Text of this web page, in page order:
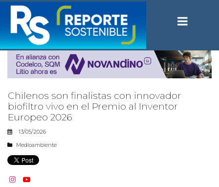
Chilenos son finalistas con innovador
biofiltro vivo en el Premio al Inventor
Europeo 2026
13/05/2026
Medioambiente
 